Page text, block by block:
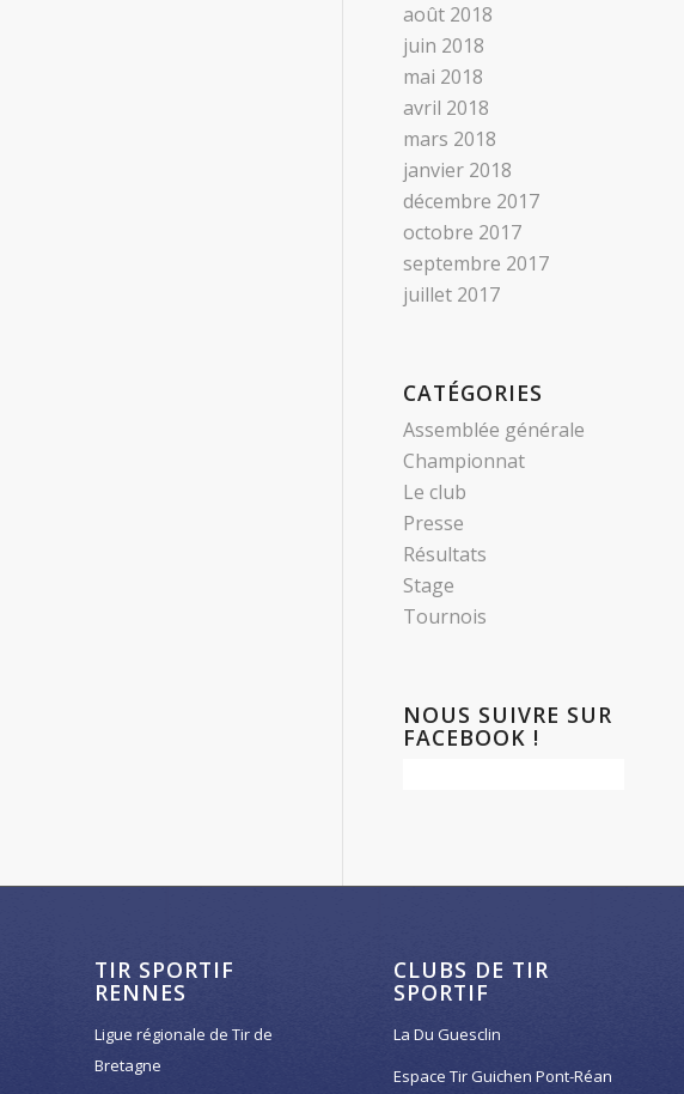
août 2018
juin 2018
mai 2018
avril 2018
mars 2018
janvier 2018
décembre 2017
octobre 2017
septembre 2017
juillet 2017
CATÉGORIES
Assemblée générale
Championnat
Le club
Presse
Résultats
Stage
Tournois
NOUS SUIVRE SUR
FACEBOOK !
TIR SPORTIF
RENNES
Ligue régionale de Tir de
Bretagne
CLUBS DE TIR
SPORTIF
La Du Guesclin
Espace Tir Guichen Pont-Réan